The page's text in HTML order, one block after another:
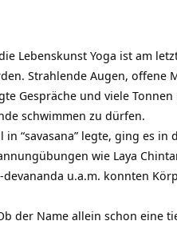
Lebenskunst Yoga ist am
Strahlende Augen,
Gespräche und viele
schwimmen zu dürfen.
“savasana” legte, ging es
wie Laya
u.a.m. konnten
der Name allein schon